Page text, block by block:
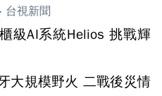
台視新聞
級AI系統Helios 挑戰輝
大規模野火 二戰後災情